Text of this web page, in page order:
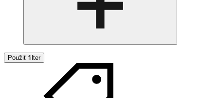
Použiť filter